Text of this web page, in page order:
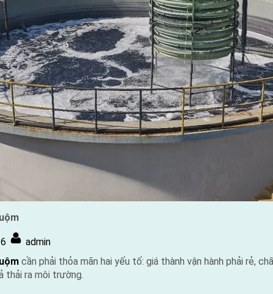
By
admin
cần phải thỏa mãn hai yếu tố: giá thành vận hành phải rẻ,
thải ra môi trường.